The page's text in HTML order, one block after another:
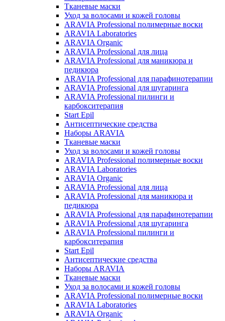
Тканевые маски
Уход за волосами и кожей головы
ARAVIA Professional полимерные воски
ARAVIA Laboratories
ARAVIA Organic
ARAVIA Professional для лица
ARAVIA Professional для маникюра и
педикюра
ARAVIA Professional для парафинотерапии
ARAVIA Professional для шугаринга
ARAVIA Professional пилинги и
карбокситерапия
Start Epil
Антисептические средства
Наборы ARAVIA
Тканевые маски
Уход за волосами и кожей головы
ARAVIA Professional полимерные воски
ARAVIA Laboratories
ARAVIA Organic
ARAVIA Professional для лица
ARAVIA Professional для маникюра и
педикюра
ARAVIA Professional для парафинотерапии
ARAVIA Professional для шугаринга
ARAVIA Professional пилинги и
карбокситерапия
Start Epil
Антисептические средства
Наборы ARAVIA
Тканевые маски
Уход за волосами и кожей головы
ARAVIA Professional полимерные воски
ARAVIA Laboratories
ARAVIA Organic